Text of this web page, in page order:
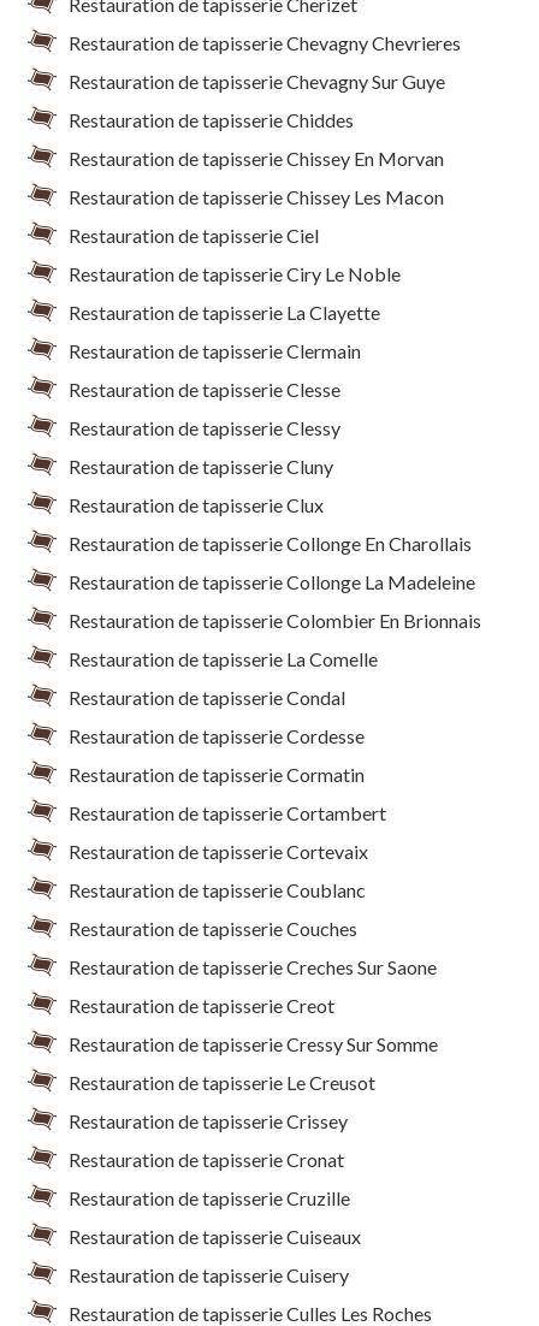
Restauration de tapisserie Chevagny Chevrieres
Restauration de tapisserie Chevagny Sur Guye
Restauration de tapisserie Chiddes
Restauration de tapisserie Chissey En Morvan
Restauration de tapisserie Chissey Les Macon
Restauration de tapisserie Ciel
Restauration de tapisserie Ciry Le Noble
Restauration de tapisserie La Clayette
Restauration de tapisserie Clermain
Restauration de tapisserie Clesse
Restauration de tapisserie Clessy
Restauration de tapisserie Cluny
Restauration de tapisserie Clux
Restauration de tapisserie Collonge En Charollais
Restauration de tapisserie Collonge La Madeleine
Restauration de tapisserie Colombier En Brionnais
Restauration de tapisserie La Comelle
Restauration de tapisserie Condal
Restauration de tapisserie Cordesse
Restauration de tapisserie Cormatin
Restauration de tapisserie Cortambert
Restauration de tapisserie Cortevaix
Restauration de tapisserie Coublanc
Restauration de tapisserie Couches
Restauration de tapisserie Creches Sur Saone
Restauration de tapisserie Creot
Restauration de tapisserie Cressy Sur Somme
Restauration de tapisserie Le Creusot
Restauration de tapisserie Crissey
Restauration de tapisserie Cronat
Restauration de tapisserie Cruzille
Restauration de tapisserie Cuiseaux
Restauration de tapisserie Cuisery
Restauration de tapisserie Culles Les Roches